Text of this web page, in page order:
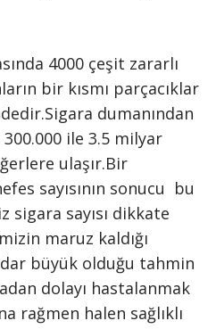
4000 çeşit zararlı
bir kısmı parçacıklar
dumanından
ile 3.5 milyar
ulaşır.Bir
sayısının sonucu bu
sayısı dikkate
maruz kaldığı
büyük olduğu tahmin
dolayı hastalanmak
rağmen halen sağlıklı